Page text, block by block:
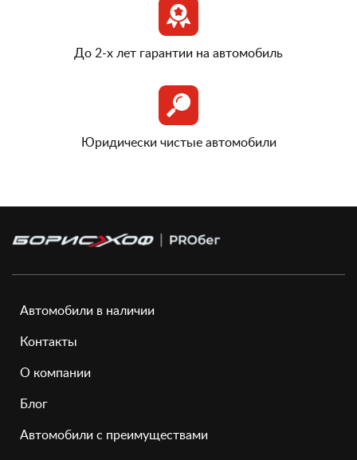
До 2-х лет гарантии на автомобиль
Юридически чистые автомобили
Автомобили в наличии
Контакты
О компании
Блог
Автомобили с преимуществами